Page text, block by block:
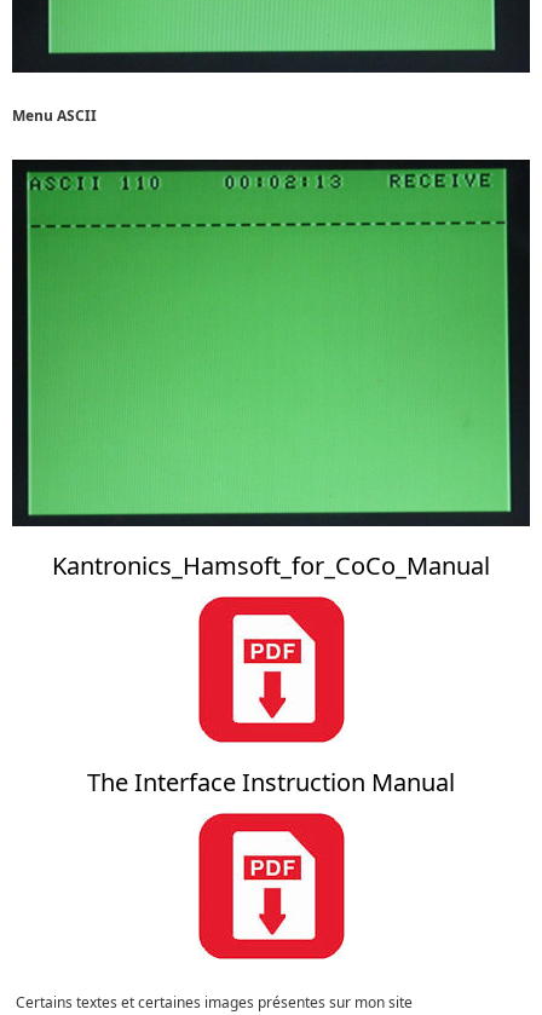
Menu ASCII
Kantronics_Hamsoft_for_CoCo_Manual
The Interface Instruction Manual
Certains textes et certaines images présentes sur mon site